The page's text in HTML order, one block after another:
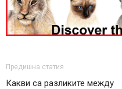
Предишна статия
Какви са разликите между